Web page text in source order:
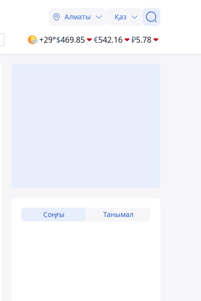
Алматы Қаз
+29°$469.85 €542.16 ₽5.78
Соңғы Танымал